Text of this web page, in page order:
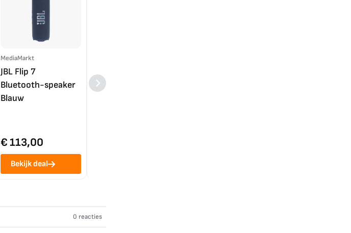
MediaMarkt
JBL Flip 7
Bluetooth-speaker
Blauw
€ 113,00
Bekijk deal
LG OLED55C56LB
4K TV (2025)
0 reacties